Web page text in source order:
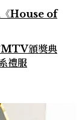
《House of
MTV頒獎典
禮服